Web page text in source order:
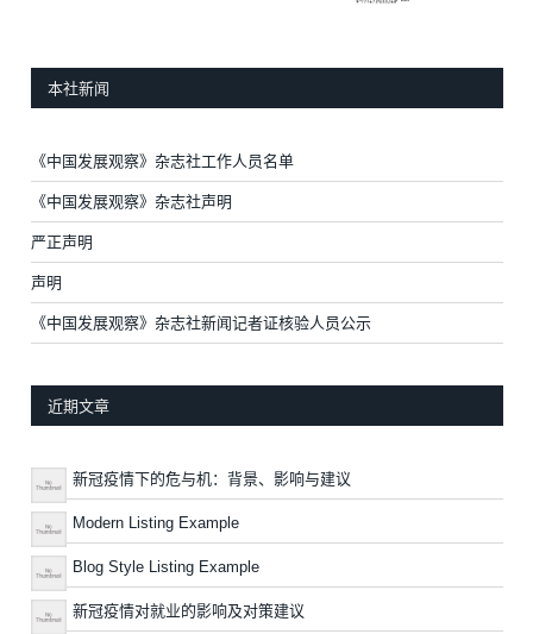
本社新闻
《中国发展观察》杂志社工作人员名单
《中国发展观察》杂志社声明
严正声明
声明
《中国发展观察》杂志社新闻记者证核验人员公示
近期文章
新冠疫情下的危与机：背景、影响与建议
Modern Listing Example
Blog Style Listing Example
新冠疫情对就业的影响及对策建议